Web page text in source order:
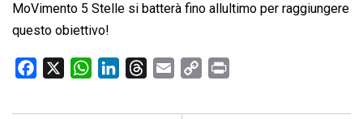
MoVimento 5 Stelle si batterà fino allultimo per raggiungere
questo obiettivo!
c
W
a
n
r
a
p
i